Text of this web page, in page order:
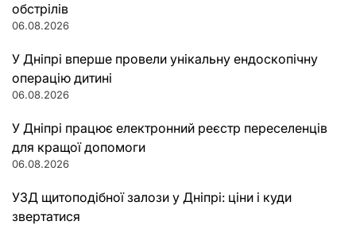
обстрілів
06.08.2026
У Дніпрі вперше провели унікальну ендоскопічну
операцію дитині
06.08.2026
У Дніпрі працює електронний реєстр переселенців
для кращої допомоги
06.08.2026
УЗД щитоподібної залози у Дніпрі: ціни і куди
звертатися